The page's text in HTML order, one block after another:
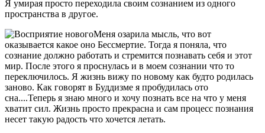
Я умирая просто переходила своим сознанием из одного
пространства в другое.
Меня озарила мысль, что вот
оказывается какое оно Бессмертие. Тогда я поняла, что
сознание должно работать и стремится познавать себя и этот
мир. После этого я проснулась и в моем сознании что то
переключилось. Я жизнь вижу по новому как будто родилась
заново. Как говорят в Буддизме я пробудилась ото
сна....Теперь я знаю много и хочу познать все на что у меня
хватит сил. Жизнь просто прекрасна и сам процесс познания
несет такую радость что хочется летать.